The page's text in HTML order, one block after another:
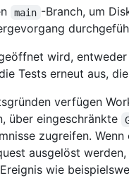
main -Branch, um
wird,
Tests erneut aus,
verfügen
über eingeschränkte
zugreifen.
ausgelöst
wie